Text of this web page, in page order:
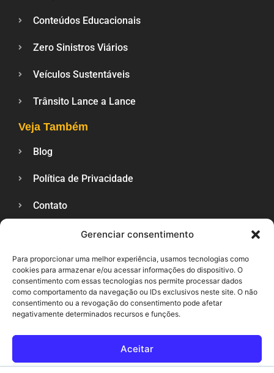
Gerenciar consentimento
Para proporcionar uma melhor experiência, usamos tecnologias como
cookies para armazenar e/ou acessar informações do dispositivo. O
consentimento com essas tecnologias nos permite processar dados
como comportamento da navegação ou IDs exclusivos neste site. O não
consentimento ou a revogação do consentimento pode afetar
negativamente determinados recursos e funções.
Aceitar
Conteúdos Educacionais
Zero Sinistros Viários
Veículos Sustentáveis
Trânsito Lance a Lance
Veja Também
Blog
Política de Privacidade
Contato
SUPORTE